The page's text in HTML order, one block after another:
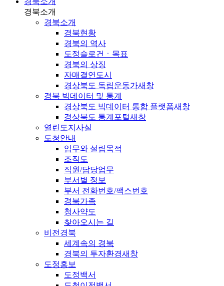
경북소개
경북소개
경북현황
경북의 역사
도정슬로건ㆍ목표
경북의 상징
자매결연도시
경상북도 독립운동가새창
경북 빅데이터 및 통계
경상북도 빅데이터 통합 플랫폼새창
경상북도 통계포털새창
열린도지사실
도청안내
임무와 설립목적
조직도
직원/담당업무
부서별 정보
부서 전화번호/팩스번호
경북가족
청사약도
찾아오시는 길
비전경북
세계속의 경북
경북의 투자환경새창
도정홍보
도정백서